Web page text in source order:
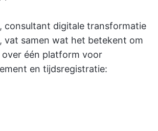
, consultant digitale transformatie
vat samen wat het betekent om
één platform voor
en tijdsregistratie: